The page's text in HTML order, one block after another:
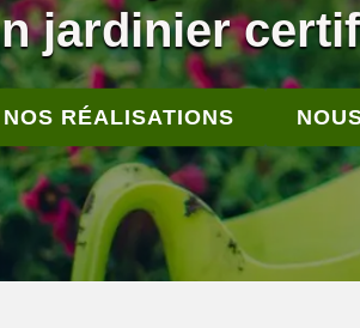
jardinier
NOS RÉALISATIONS